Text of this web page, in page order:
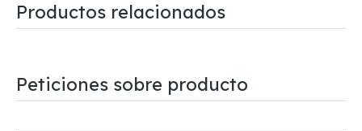
Productos relacionados
Peticiones sobre producto